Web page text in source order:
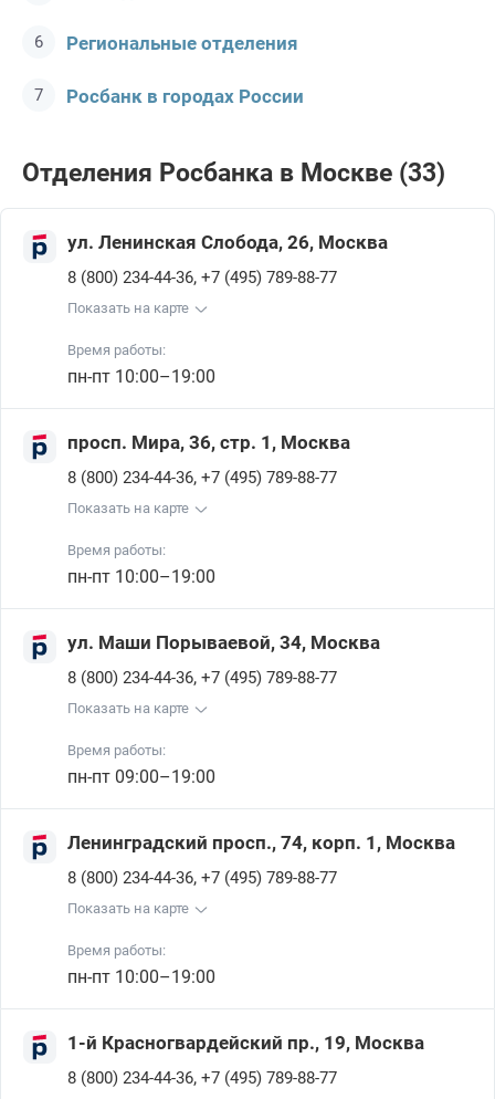
Региональные отделения
Росбанк в городах России
Отделения Росбанкa в Москве (33)
ул. Ленинская Слобода, 26, Москва
8 (800) 234-44-36, +7 (495) 789-88-77
Показать на карте
Время работы:
пн-пт 10:00–19:00
просп. Мира, 36, стр. 1, Москва
8 (800) 234-44-36, +7 (495) 789-88-77
Показать на карте
Время работы:
пн-пт 10:00–19:00
ул. Маши Порываевой, 34, Москва
8 (800) 234-44-36, +7 (495) 789-88-77
Показать на карте
Время работы:
пн-пт 09:00–19:00
Ленинградский просп., 74, корп. 1, Москва
8 (800) 234-44-36, +7 (495) 789-88-77
Показать на карте
Время работы:
пн-пт 10:00–19:00
1-й Красногвардейский пр., 19, Москва
8 (800) 234-44-36, +7 (495) 789-88-77